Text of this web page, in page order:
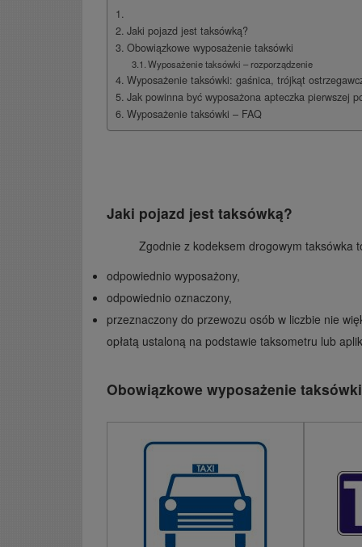
Jaki pojazd jest taksówką?
Obowiązkowe wyposażenie taksówki
Wyposażenie taksówki – rozporządzenie
Wyposażenie taksówki: gaśnica, trójkąt
Jak powinna być wyposażona apteczka pierwszej
Wyposażenie taksówki – FAQ
Jaki pojazd jest taksówką?
Zgodnie z kodeksem drogowym taksówka
odpowiednio wyposażony,
odpowiednio oznaczony,
przeznaczony do przewozu osób w liczbie nie
opłatą ustaloną na podstawie taksometru lub
Obowiązkowe wyposażenie taksówki